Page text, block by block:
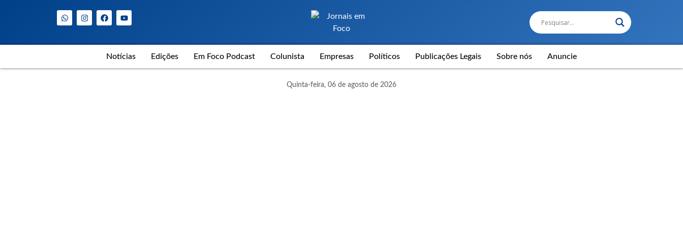
Notícias Edições Em Foco Podcast Colunista Empresas Políticos Publicações Legais Sobre nós Anuncie
Quinta-feira, 06 de agosto de 2026